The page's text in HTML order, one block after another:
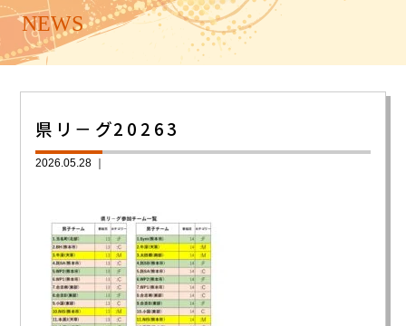
NEWS
県リ－グ20263
2026.05.28 ｜